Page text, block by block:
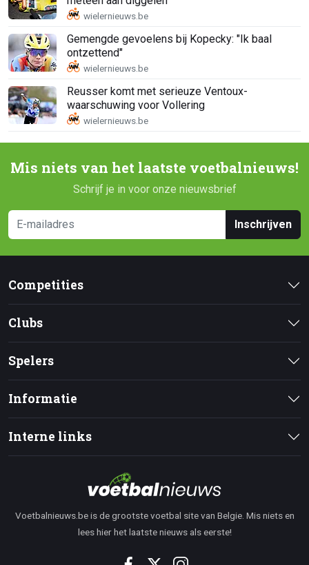
Gemengde gevoelens bij Kopecky: "Ik baal
ontzettend"
Reusser komt met serieuze Ventoux-
waarschuwing voor Vollering
Mis niets van het laatste voetbalnieuws!
Schrijf je in voor onze nieuwsbrief
Inschrijven
Competities
Clubs
Spelers
Informatie
Interne links
Voetbalnieuws.be is de grootste voetbal site van Belgie. Mis niets en
lees hier het laatste nieuws als eerste!